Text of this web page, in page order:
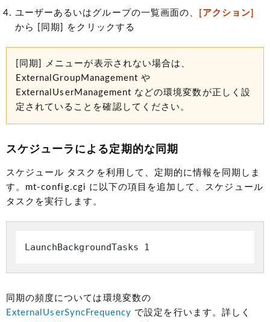
ユーザーあるいはグループの一覧画面の、
[アクション]
から [同期] をクリックする
[同期] メニューが表示されない場合は、
ExternalGroupManagement や
ExternalUserManagement などの環境変数が正しく設
定されていることを確認してください。
スケジューラによる定期的な同期
スケジュール タスクを利用して、定期的に情報を同期しま
す。mt-config.cgi に以下の項目を追加して、スケジュール
タスクを実行します。
LaunchBackgroundTasks 1
同期の頻度については環境変数の
ExternalUserSyncFrequency で設定を行います。詳しく